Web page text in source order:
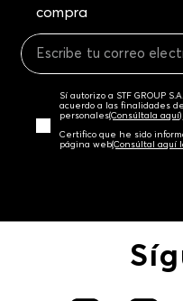
compra
Sí autorizo a STF GROUP
acuerdo a las finalidades
personales‎(Consúltala aquí)
Certifico que he sido
página web‎(Consúltal aquí